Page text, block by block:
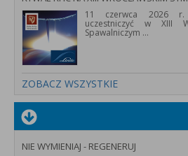
11 czerwca 2026 r.
uczestniczyć w XIII
Spawalniczym ...
ZOBACZ WSZYSTKIE
NIE WYMIENIAJ - REGENERUJ